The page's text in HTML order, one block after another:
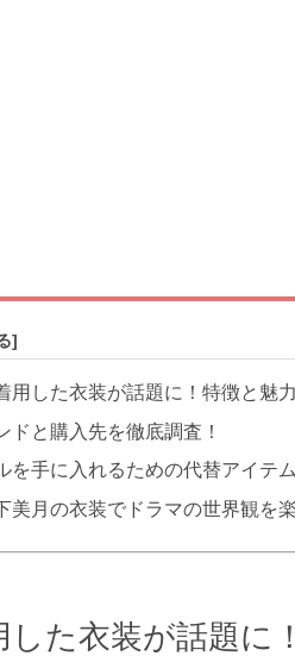
用した衣装が話題に！特徴と魅力
ドと購入先を徹底調査！
を手に入れるための代替アイテム
美月の衣装でドラマの世界観を
した衣装が話題に